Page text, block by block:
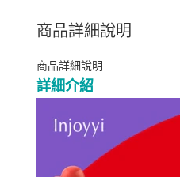
商品詳細說明
商品詳細說明
詳細介紹